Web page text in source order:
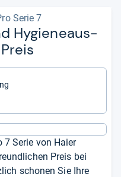
Serie 7
Hygie­ne­aus­
7 Serie von Haier
Preis bei
schonen Sie Ihre